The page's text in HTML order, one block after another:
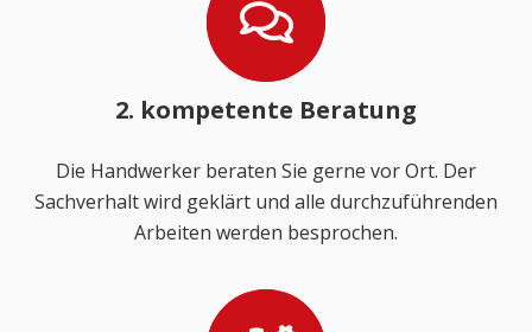
2. kompetente Beratung
Die Handwerker beraten Sie gerne vor Ort. Der
Sachverhalt wird geklärt und alle durchzuführenden
Arbeiten werden besprochen.